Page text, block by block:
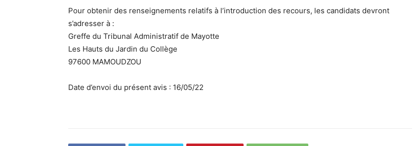
Pour obtenir des renseignements relatifs à l’introduction des recours, les candidats devront
s’adresser à :
Greffe du Tribunal Administratif de Mayotte
Les Hauts du Jardin du Collège
97600 MAMOUDZOU
Date d’envoi du présent avis : 16/05/22